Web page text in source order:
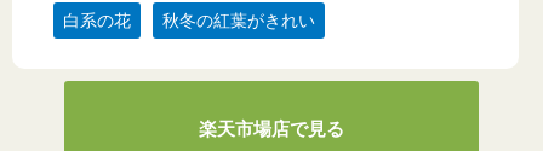
白系の花 秋冬の紅葉がきれい
楽天市場店で見る